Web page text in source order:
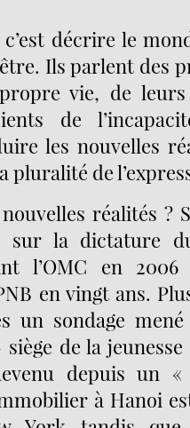
décrire le
Ils parlent des
vie, de
de
les nouvelles
pluralité de
réalités ?
sur la dictature
l’OMC en
en vingt ans.
un sondage
siège de la
depuis un
à Hanoi